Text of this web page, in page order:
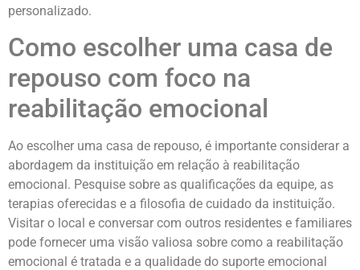
personalizado.
Como escolher uma casa de
repouso com foco na
reabilitação emocional
Ao escolher uma casa de repouso, é importante considerar a
abordagem da instituição em relação à reabilitação
emocional. Pesquise sobre as qualificações da equipe, as
terapias oferecidas e a filosofia de cuidado da instituição.
Visitar o local e conversar com outros residentes e familiares
pode fornecer uma visão valiosa sobre como a reabilitação
emocional é tratada e a qualidade do suporte emocional